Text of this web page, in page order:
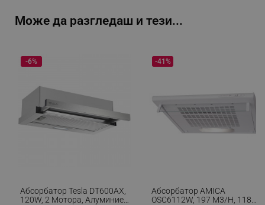
Може да разгледаш и тези...
Абсорбатор Tesla DT600AX,
120W, 2 Мотора, Алуминиев
-6%
Абсорбатор AMICA
OSC6112W, 197 M3/h, 118W,
-41%